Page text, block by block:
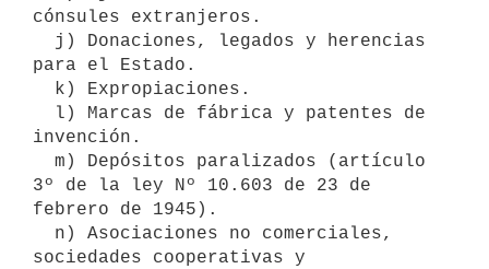
cónsules extranjeros.
para el Estado.
invención.
3º de la ley Nº 10.603 de 23 de
febrero de 1945).
sociedades cooperativas y